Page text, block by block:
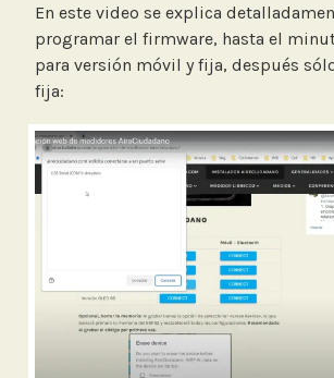
En este video se explica
programar el firmware, hasta el
para versión móvil y fija, después
fija: